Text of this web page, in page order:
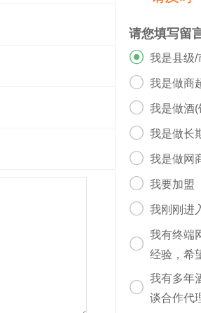
请您填写留
 我是县级/
 我是做商
 我是做酒(
 我是做长
 我是做网
 我要加盟
 我刚刚进

我有终端
经验，希

我有多年
谈合作代